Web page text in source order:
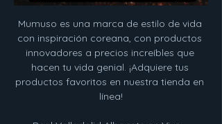
Mumuso es una marca de estilo de vida con inspiración coreana, con productos innovadores a precios increíbles que hacen tu vida genial. ¡Adquiere tus productos favoritos en nuestra tienda en línea!

Real Valladolid Albacete en Vivo - Marcadores y [EN VIVO] Sigue el marcador Real Valladolid Albacete en directo y resultados del partido con nuestro livescore fútbol. Partido LaLiga 2 jugada el 12 de ...

Biografía Cristiano Ronaldo Cristiano Ronaldo Dos Santos Aveiro, es un futbolista portugués que juega como delantero y es considerado como uno de los mejores delanteros del mundo del fútbol. Nació en Funchal, Madeira el 5 de febrero de 1985 y es hijo de María Dolores dos Santos Aveiro y José Dinis Aveiro. Desde niño siempre […]

Gimnasia y Esgrima La Plata y River Plate se enfrentan este sábado 28 de septiembre por la octava fecha de la Superliga Argentina. Acá te contamos todos los detalles de la transmisión.

El sábado, al mediodía, el jefe del Ejecutivo tendrá también un diálogo con los pueblos Mayo, Guarijío y YaquiYolem Joäram Yoreme, Warijío Entok Jiakimmaki Ettejowame.

Sportivo Iteño vs Atyra - Intermédia - salidas - Duration: 4:57. Arturo Fleitas 49 views.. Transmisión en directo de teleSUR tv teleSUR tv 543 watching. Live now; Sportivo Iteño vs Independiente de Campo Grande - Intermedia - Duration: 4:52. Arturo Fleitas 74 views. 4:52.

Albacete Balompié en directo online, partidos en TV hoy Albacete en Vivo. Abajo puedes encontrar donde puedes ver en directo al Albacete en Valladolid vs Albacete. Publi. 0:00:00. bet365. Live streaming available.

Atlético Nacional recupera liderato; terminan protestas AP 16.04.2016 - 19:43h Con un doblete del cañonero Orlando Berrio, Atlético Nacional logró un sufrido triunfo 3-2 ante su vecino Envigado y recuperó el sábado el comando en el torneo Apertura del fútbol colombiano.Por...

Los Diablos Rojos del México enfrentarán hoy a los Tigres de Quintana Roo –en punto de las 19:00 en el Estadio Alfredo Harp Helú–, y su saldo en debuts en la instancia de eliminación directa cuando estrenan nueva casa no es positiva.

River Plate paseó su jerarquía de campeón también por Asunción y logró la clasificación a las semifinales de la Copa Libertadores de América, instancia en la que se cruzará con Boca Juniors, tras empatar 1 a 1 con Cerro Porteño, con un gol de Nicolás De la Cruz.

▶️ Valladolid vs Albacete - en vivo ver partido online y Valladolid vs Albacete en vivo online, en directo y predicciones y Head to Head · 1. Registrate para transmisión en vivo. · 2. Si eres un usuario registrado de ...

Dock Sud 2 - 2: Deportivo Merlo De los Inmigrantes 20 de diciembre 17:00. El mismo consiste en un minitorneo por eliminación directa que inició enfrentándose en cuartos de final. Los ganadores avanzaron a las semifinales, cuyos vencedores disputarán la final.

Real Valladolid – Albacete Balompié: Marcador en vivo Partido Real Valladolid vs Albacete Balompié - LaLiga 2 (2/10/2024): Marcador en vivo, retransmisión, estadísticas y resultados directos en Tribuna.com.

Una victoria este fin de semana del San José de Oruro, en cuyo banquillo está Eduardo Villegas, puede coronarlo como campeón en Bolivia siempre que pierda su perseguidor, el Royal Pari de Santa Cruz, dirigido por el entrenador peruano Roberto Mosquera. Los 'santos' visitarán al …

Clubes de la Swiss U18 Elite League 19/20 . Compacto. Ampliado. Club name name Plantilla Edad Extranjeros Valor de mercado total ø-Valor de mercado Valor total ø-Valor : 360: 17,2 Años: 86:

Reyes guillotinados, sublevación, sátira, sexo... 14.000 imágenes de la Revolución francesa,. El archivo cuenta con una útil línea de tiempo que permite situar con rapidez el momento y las circunstancias históricas en que fueron creadas o difundidas las obras.

Ituzaingó ascendió a la Primera C tras vencer sobre la hora como visitante a Liniers por 2 a 1 y obtener el título de campeón de la Primera D de fútbol, tras proseguir esta tarde con tres partidos la realización de la trigésima y última fecha del certamen. Damián Anríquez, de tiro penal

Los tres goles con que la Universidad de Chile se impuso a la Universidad Católica en el último clásico universitario, jugado en el Estadio San Carlos de Apoquindo hace una semana, no pudieron.

Música llanera contará con transmisiones propias en espacio radioeléctrico. (Conatel) otorgó este domingo el permiso para la difusión, a través del espacio radioeléctrico, de la música llanera, lo cual es un logro de cantantes de todo el país que realizaron en el 2015 el Festival Corazón Llanero,.

Real Valladolid vs Albacete Balompié Placar ao vivo Onde assistir Real Valladolid x Albacete Balompié online?AiScore provides Real Valladolid x Albacete Balompié(2006/02/04) placar ao vivo,h2h,palpites ...

Albacete BP | Web Oficial Real Valladolid CF. 11:30. 12 feb 2024. Albacete They may be set by us or by third party providers whose services we have added to our pages.

San Pedro Sula cerró su feria con el tradicional carnaval, donde las presentadoras y modelos hondureñas lucieron sus mejores galas. Así fue el derroche de belleza

Arabe Unido CD Árabe Unido . Matches Calendario Resultados Jugadores. Panamá - LPF:. Costa del Este v CD Árabe Unido -View: Panamá - LPF:. Panamá - LPF: 10/13 23:00: 12: CD Árabe Unido v CA Independiente de la Chorrera-View: Panamá - LPF: 10/06 01:00: 11: San Francisco FC v CD Árabe Unido -

Estudiantes se despidió del Súper 20 sin victorias. Estreno ganador de Echagüe en la Liga Argentina. Llegó la primera victoria del “Rojo. Argentino U13 tras derrotar 99 a 68 a su similar de Chaco en Estadio Universidad de La Punta de la Provincia de San Luis.

Novena entrega del Concurso Zona Dos Tres con las jugadoras Laura Herrera y Blanca Marcos de Mann Filter. A lo largo de la temporada dos jugadoras de cada equipo de LF tendrán que contestar a 10 preguntas que …

E n un partido que prometía ser entretenido, Vélez derrotó por 2 a 0 a Independiente y se mete la pelea por el título de la Superliga. Maximiliano Romero abrió el marcador en el primer tiempo y Thiago Almada lo liquidó con un verdadero golazo.

Nuevo Opel CORSA, preprado para la ciudad del futuro. Ahora en gasolina, diésel o eléctrico. ¡Entra y solicita tu oferta o prueba de conducción!

El sábado 24 de noviembre de 2018 (con horario aún por determinar), tienes una nueva oportunidad de disfrutar en directo el partido de la Liga correspondiente a la jornada número 11 en el Polideportivo Huerta del Rey, en el que el Recoletas Atlético Valladolid recibirá a los chicos del Fraikin BM. Granollers.

44.12.39.00.00-triplay fenolico marply b/c quality b/c uso con deseconfrante y sello de canto plates de 2440 x 1220 x marini industria de compensados itapoa-callao-12/08/2016 mfto: 2070 44.12.99.00.00-pisos de madera parky lounge madera residencial par-ky lounge teka sellado madera lounge 06 …

Universidad Privada Dr. Rafael Belloso Chacín. De acuerdo al sistema de clasificación QS University Rankings aplicado en América Latina, la Universidad Privada Dr. Rafael Belloso Chacín (URBE) se ubica dentro de las 300 mejores universidades del mundo de esta región del continente americano.

Ver ESPN en vivo por internet, o mejor conocido como ESPN online gratis, es un canal de televisión en exclusiva en deportes que transmite por satélite para toda América Latina. ESPN TV tenis en vivo realiza transmisiones como el golf, hockey, béisbol y espn fútbol en vivo. ESPN play en vivo …

Sandra Gómez anuncia una futura línea verde que vertebrará el Cabanyal-Canyamelar con la Marina Gómez apuesta por consolidar el modelo de ciudad amable y sostenible en todos los barrios de València

Peru vence a Mexico 3 a 2 y clasifica a la FINAL de la copa Panamericana U18. Reconozco q me equivoqué al juzgar al equipo de Natalia ya q el triunfo peruano ante Chile x3a2 saco lo malo del incha q hay en mi ya q antes a Chile le ganábamos de lejos y ese triunfo en realidad tuvo sabor a derrota.

Gimnasia y Esgrima de La Plata : Ya transitando la recta final, están los días para la Fecha 15 de Primera División,La discutida labor de Lunati, quien ignoró tres penales muy claros a favor de Gimnasia,

Real Valladolid C.F. (@realvalladolid) Perfil oficial del Real Valladolid Club de Fútbol. ⚽️ | @realvalladolidE | @RvalladolidARAB العربية | @RVcantera | @RVfemenino ‍

Atlante FC Juarez en vivo ver partido online y resultado en directo. Los vínculos a los momentos destacados del Atlante vs. FC Juarez aparecen la pestaña Media tan pronto como el vídeo aparezca en páginas como Youtube o. www.sofascore.com

Benfica Sporting Cp U23 en directo: Consulta el resultado del partido Benfica Sporting Cp U23 en vivo y sigue el marcador en directo gracias a nuestro livescore. Partido U23 Championship, Championship Round jugado el 14/03/19 16:00

Diez años después de aquel concierto, se anuncia la presentación FUERZA NATURAL TOUR, GUSTAVO CERATI EN VIVO EN MONTERREY, MX, 2009. Es un show de 25 canciones, presentado en dos actos; el primero, con Fuerza Natural de principio a fin, y el segundo, con los mejores éxitos de la carrera solista de Gustavo.

Últimas noticias de Audax Italiano vs Curicó Unido. Mantente informado con las últimas noticias, videos y fotos de Audax Italiano vs Curicó Unido que te brinda Univision | TUDN

El entrenador del Hércules, Jesús Muñoz, espera que su equipo sea "el mismo bloque sin fisuras que se vio ante el Barça B". "El Ebro es un rival diferente a los últimos que …

Los textos oficiales pueden consultarse en versión HTML o PDF en las seis lenguas oficiales de Naciones Unidas (inglés, francés, español, árabe, ruso y chino). Empleo /Pasantías Los candiatos potenciales pueden consultar la disponibilidad de puestos vacantes y evaluar sus competencias antes de presentar una candidatura en línea.

Real Valladolid vs Albacete: estadísticas previas y datos en hace 23 horas — Sigue el partido de hoy en directo entre Real Valladolid vs Albacete de LaLiga Hypermotion 2023/2024. Con marcador, goles,